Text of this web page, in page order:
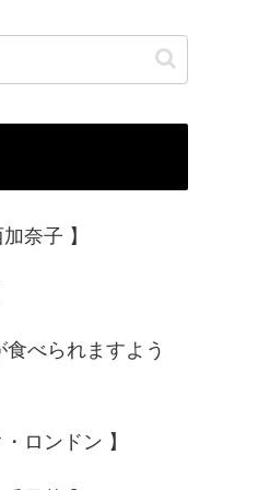
奈子 】
食べられますよう
ロンドン 】